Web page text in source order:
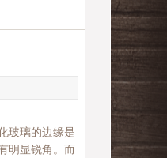
玻璃的边缘是
明显锐角。而